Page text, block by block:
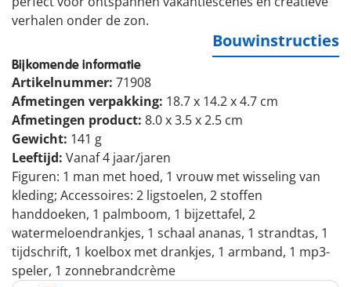
verhalen onder de zon.
Bouwinstructies
Bijkomende informatie
Artikelnummer: 71908
Afmetingen verpakking: 18.7 x 14.2 x 4.7 cm
Afmetingen product: 8.0 x 3.5 x 2.5 cm
Gewicht: 141 g
Leeftijd: Vanaf 4 jaar/jaren
Figuren: 1 man met hoed, 1 vrouw met wisseling van
kleding; Accessoires: 2 ligstoelen, 2 stoffen
handdoeken, 1 palmboom, 1 bijzettafel, 2
watermeloendrankjes, 1 schaal ananas, 1 strandtas, 1
tijdschrift, 1 koelbox met drankjes, 1 armband, 1 mp3-
speler, 1 zonnebrandcrème